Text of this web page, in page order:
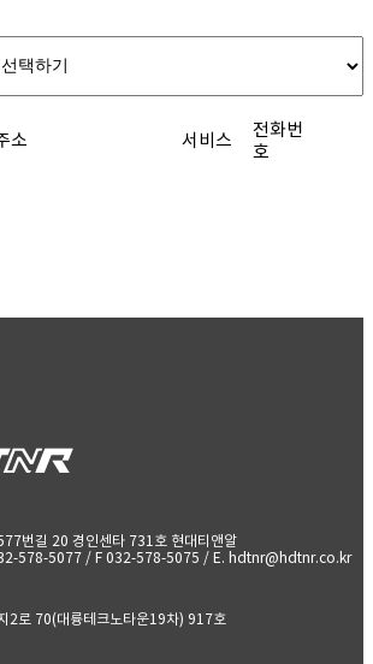
소 서비스
전화번
호
번길 20 경인센타 731호 현대티앤알
578-5077 / F 032-578-5075 / E. hdtnr@hdtnr.co.kr
2로 70(대륭테크노타운19차) 917호